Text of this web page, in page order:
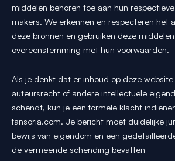
middelen behoren toe aan hun
makers. We erkennen en respecteren het
deze bronnen en gebruiken deze
overeenstemming met hun voorwaarden.
Als je denkt dat er inhoud op deze
auteursrecht of andere intellectuele
schendt, kun je een formele klacht
fansoria.com. Je bericht moet duidelijke
bewijs van eigendom en een
de vermeende schending bevatten